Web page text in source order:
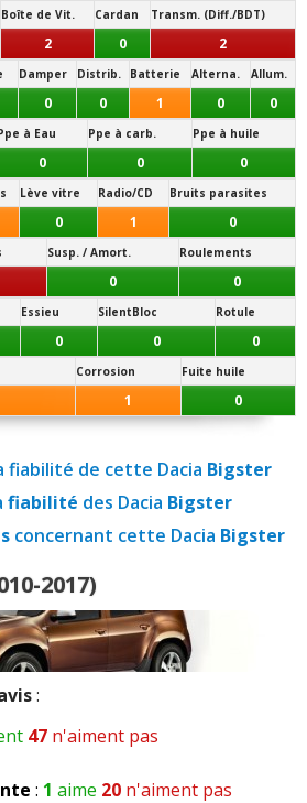
Boîte de Vit. Cardan Transm. (Diff./BDT)
2 0 2
Damper Distrib. Batterie Alterna. Allum.
0 0 1 0 0
à Eau Ppe à carb. Ppe à huile
0 0 0
Lève vitre Radio/CD Bruits parasites
0 1 0
Susp. / Amort. Roulements
0 0
Essieu SilentBloc Rotule
0 0 0
Corrosion Fuite huile
1 0
fiabilité de cette Dacia Bigster
fiabilité des Dacia Bigster
concernant cette Dacia Bigster
2017)
:
47 n'aiment pas
: 1 aime 20 n'aiment pas